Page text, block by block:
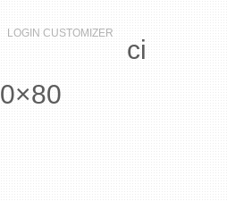
LOGIN CUSTOMIZER
ci